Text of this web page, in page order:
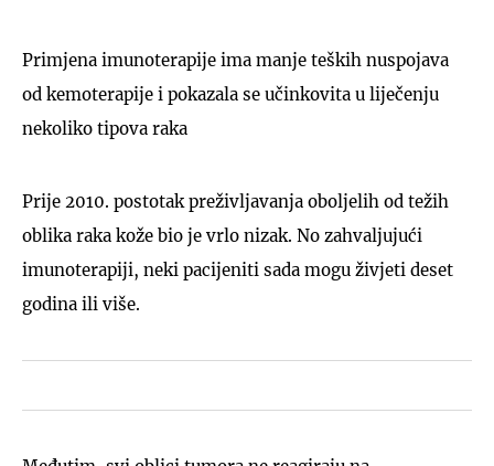
Primjena imunoterapije ima manje teških nuspojava
od kemoterapije i pokazala se učinkovita u liječenju
nekoliko tipova raka
Prije 2010. postotak preživljavanja oboljelih od težih
oblika raka kože bio je vrlo nizak. No zahvaljujući
imunoterapiji, neki pacijeniti sada mogu živjeti deset
godina ili više.